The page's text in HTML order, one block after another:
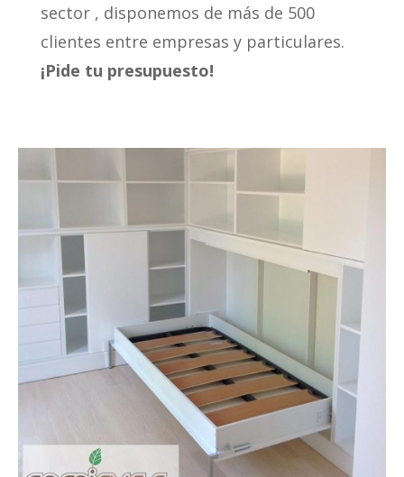
sector , disponemos de más de 500
clientes entre empresas y particulares.
¡Pide tu presupuesto!